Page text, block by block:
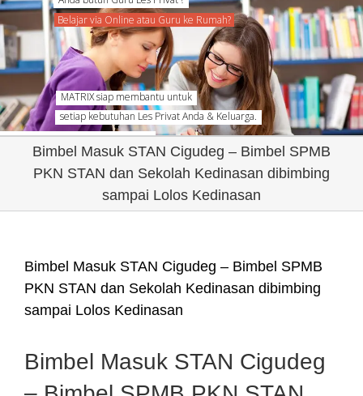
setiap kebutuhan Les Privat Anda & Keluarga.
Bimbel Masuk STAN Cigudeg – Bimbel SPMB
PKN STAN dan Sekolah Kedinasan dibimbing
sampai Lolos Kedinasan
Bimbel Masuk STAN Cigudeg – Bimbel SPMB
PKN STAN dan Sekolah Kedinasan dibimbing
sampai Lolos Kedinasan
Bimbel Masuk STAN Cigudeg